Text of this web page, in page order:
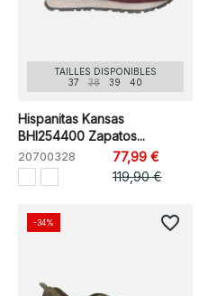
TAILLES DISPONIBLES
37
38 39 40
Hispanitas Kansas
BHI254400 Zapatos...
20700328
77,99 €
119,90 €
-34% favorite_border